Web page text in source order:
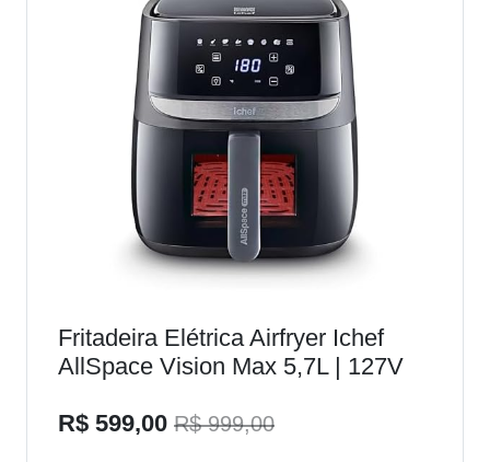
Fritadeira Elétrica Airfryer Ichef
AllSpace Vision Max 5,7L | 127V
R$ 599,00 R$ 999,00